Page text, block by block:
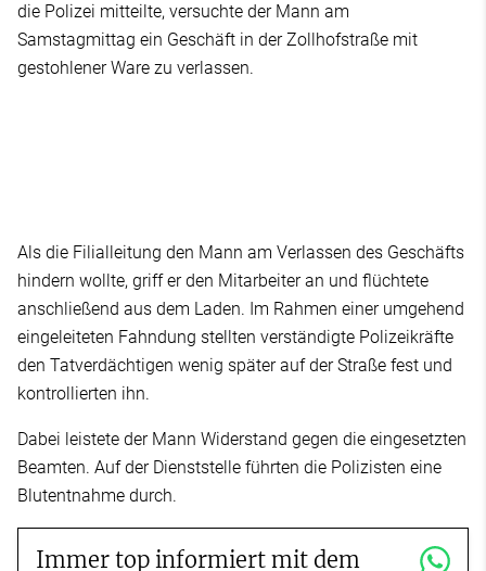
die Polizei mitteilte, versuchte der Mann am
Samstagmittag ein Geschäft in der Zollhofstraße mit
gestohlener Ware zu verlassen.
Als die Filialleitung den Mann am Verlassen des Geschäfts
hindern wollte, griff er den Mitarbeiter an und flüchtete
anschließend aus dem Laden. Im Rahmen einer umgehend
eingeleiteten Fahndung stellten verständigte Polizeikräfte
den Tatverdächtigen wenig später auf der Straße fest und
kontrollierten ihn.
Dabei leistete der Mann Widerstand gegen die eingesetzten
Beamten. Auf der Dienststelle führten die Polizisten eine
Blutentnahme durch.
Immer top informiert mit dem